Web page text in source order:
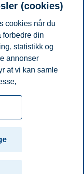
Bodø i 1983.
av hans fotball.
var han fotballekspert i
kommentarer, sin
har også gjort ham til
(cookies)
cookies når du
forbedre din
statistikk og
annonser
at vi kan samle
skal
tilpasse ditt
hvilke
i innstillinger